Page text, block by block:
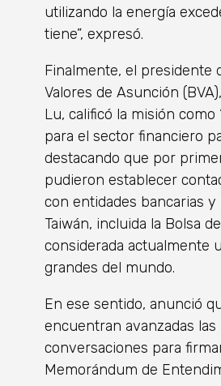
utilizando la energía
tiene”, expresó.
Finalmente, el presidente
Valores de Asunción
Lu, calificó la misión como
para el sector financiero
destacando que por
pudieron establecer
con entidades bancarias
Taiwán, incluida la Bolsa
considerada actualmente
grandes del mundo.
En ese sentido, anunció
encuentran avanzadas las
conversaciones para
Memorándum de